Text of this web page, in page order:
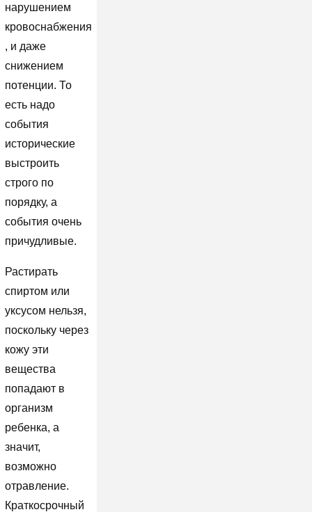
нарушением
кровоснабжения
, и даже
снижением
потенции. То
есть надо
события
исторические
выстроить
строго по
порядку, а
события очень
причудливые.
Растирать
спиртом или
уксусом нельзя,
поскольку через
кожу эти
вещества
попадают в
организм
ребенка, а
значит,
возможно
отравление.
Краткосрочный